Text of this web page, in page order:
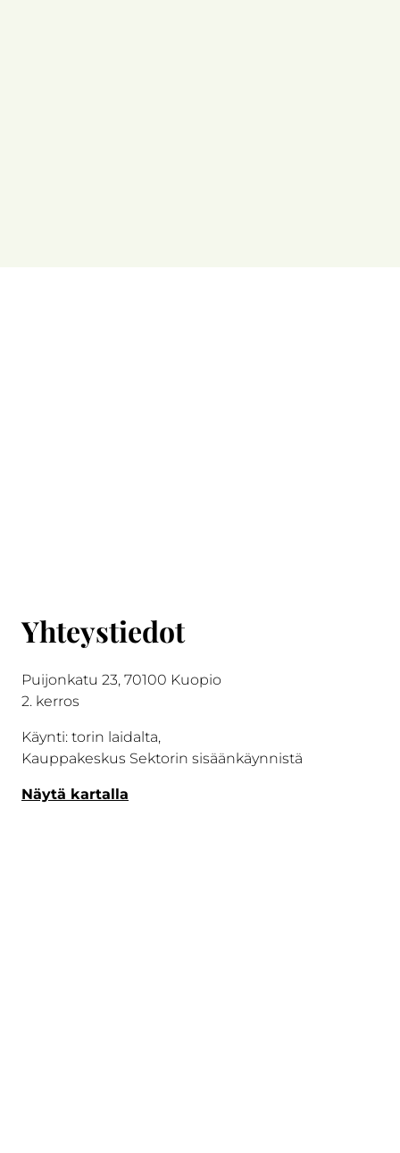
Yhteystiedot
Puijonkatu 23, 70100 Kuopio
2. kerros
Käynti: torin laidalta,
Kauppakeskus Sektorin sisäänkäynnistä
Näytä kartalla